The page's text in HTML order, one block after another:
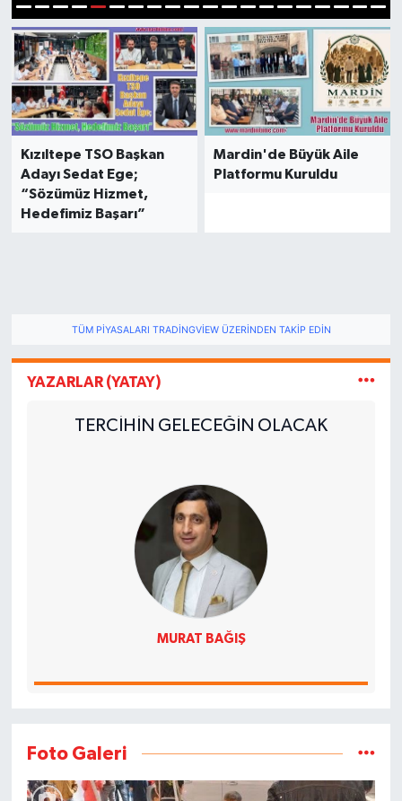
1 2 3 4 5 6 7 8 9 10 11121314151617181920
Kızıltepe TSO Başkan
Adayı Sedat Ege;
“Sözümüz Hizmet,
Hedefimiz Başarı”
Mardin'de Büyük Aile
Platformu Kuruldu
TÜM PIYASALARI TRADINGVIEW ÜZERINDEN TAKIP EDIN
YAZARLAR (YATAY)
TERCİHİN GELECEĞİN OLACAK
MURAT BAĞIŞ
Foto Galeri